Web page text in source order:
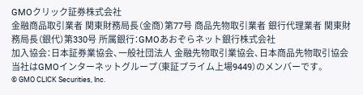
GMOクリック証券株式会社
金融商品取引業者 関東財務局長（金商）第77号 商品先物取引業者 銀行代理業者 関東財
務局長（銀代）第330号 所属銀行：GMOあおぞらネット銀行株式会社
加入協会：日本証券業協会、一般社団法人 金融先物取引業協会、日本商品先物取引協会
当社はGMOインターネットグループ（東証プライム上場9449）のメンバーです。
© GMO CLICK Securities, Inc.